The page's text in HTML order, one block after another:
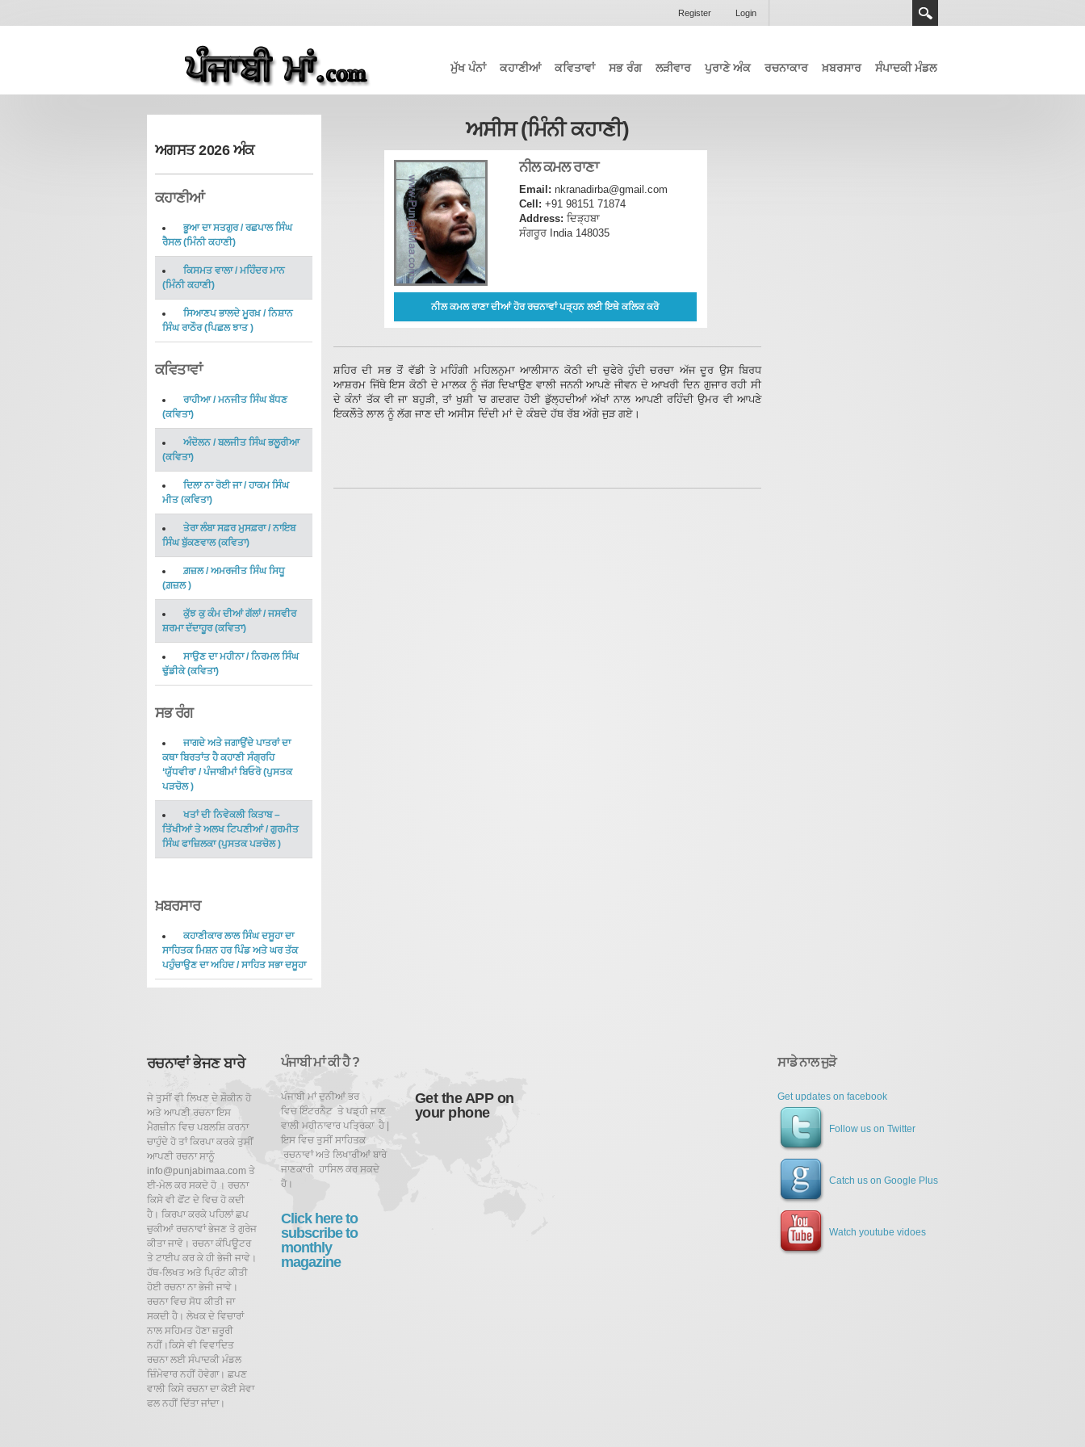
Register Login
ਮੁੱਖ ਪੰਨਾਂ ਕਹਾਣੀਆਂ ਕਵਿਤਾਵਾਂ ਸਭ ਰੰਗ ਲੜੀਵਾਰ ਪੁਰਾਣੇ ਅੰਕ ਰਚਨਾਕਾਰ ਖ਼ਬਰਸਾਰ ਸੰਪਾਦਕੀ ਮੰਡਲ
ਅਗਸਤ 2026 ਅੰਕ
ਕਹਾਣੀਆਂ
ਭੂਆ ਦਾ ਸਤਗੁਰ/ਰਛਪਾਲ ਸਿੰਘ
ਰੈਸਲ(ਮਿੰਨੀ ਕਹਾਣੀ)
ਕਿਸਮਤ ਵਾਲਾ/ ਮਹਿੰਦਰ ਮਾਨ
(ਮਿੰਨੀ ਕਹਾਣੀ)
ਸਿਆਣਪ ਭਾਲਦੇ ਮੂਰਖ਼/ਨਿਸ਼ਾਨ
ਸਿੰਘ ਰਾਠੌਰ(ਪਿਛਲ ਝਾਤ)
ਕਵਿਤਾਵਾਂ
ਰਾਹੀਆ/ਮਨਜੀਤ ਸਿੰਘ ਬੱਧਣ
(ਕਵਿਤਾ)
ਅੰਦੋਲਨ/ ਬਲਜੀਤ ਸਿੰਘ ਭਲੂਰੀਆ
(ਕਵਿਤਾ)
ਦਿਲਾ ਨਾ ਰੋਈ ਜਾ/ਹਾਕਮ ਸਿੰਘ
ਮੀਤ(ਕਵਿਤਾ)
ਤੇਰਾ ਲੰਬਾ ਸਫ਼ਰ ਮੁਸਫ਼ਰਾ/ਨਾਇਬ
ਸਿੰਘ ਬੁੱਕਣਵਾਲ(ਕਵਿਤਾ)
ਗ਼ਜ਼ਲ/ਅਮਰਜੀਤ ਸਿੰਘ ਸਿਧੂ
(ਗ਼ਜ਼ਲ)
ਕੁੱਝ ਕੁ ਕੰਮ ਦੀਆਂ ਗੱਲਾਂ/ ਜਸਵੀਰ
ਸ਼ਰਮਾ ਦੱਦਾਹੂਰ(ਕਵਿਤਾ)
ਸਾਉਣ ਦਾ ਮਹੀਨਾ/ਨਿਰਮਲ ਸਿੰਘ
ਢੁੱਡੀਕੇ(ਕਵਿਤਾ)
ਸਭ ਰੰਗ
ਜਾਗਦੇ ਅਤੇ ਜਗਾਉਂਦੇ ਪਾਤਰਾਂ ਦਾ
ਕਥਾ ਬਿਰਤਾਂਤ ਹੈ ਕਹਾਣੀ ਸੰਗ੍ਰਹਿ
‘ਯੁੱਧਵੀਰ’ /ਪੰਜਾਬੀਮਾਂ ਬਿਓਰੋ(ਪੁਸਤਕ
ਪੜਚੋਲ)
ਖਤਾਂ ਦੀ ਨਿਵੇਕਲੀ ਕਿਤਾਬ –
ਤਿੱਖੀਆਂ ਤੇ ਅਲਖ ਟਿਪਣੀਆਂ/ ਗੁਰਮੀਤ
ਸਿੰਘ ਫਾਜ਼ਿਲਕਾ(ਪੁਸਤਕ ਪੜਚੋਲ)
ਖ਼ਬਰਸਾਰ
ਕਹਾਣੀਕਾਰ ਲਾਲ ਸਿੰਘ ਦਸੂਹਾ ਦਾ
ਸਾਹਿਤਕ ਮਿਸ਼ਨ ਹਰ ਪਿੰਡ ਅਤੇ ਘਰ ਤੱਕ
ਪਹੁੰਚਾਉਣ ਦਾ ਅਹਿਦ/ਸਾਹਿਤ ਸਭਾ ਦਸੂਹਾ
ਅਸੀਸ (ਮਿੰਨੀ ਕਹਾਣੀ)
ਨੀਲ ਕਮਲ ਰਾਣਾ
Email: nkranadirba@gmail.com
Cell: +91 98151 71874
Address: ਦਿੜ੍ਹਬਾ
ਸੰਗਰੂਰ India 148035
ਨੀਲ ਕਮਲ ਰਾਣਾ ਦੀਆਂ ਹੋਰ ਰਚਨਾਵਾਂ ਪੜ੍ਹਨ ਲਈ ਇਥੇ ਕਲਿਕ ਕਰੋ
ਸ਼ਹਿਰ ਦੀ ਸਭ ਤੋਂ ਵੱਡੀ ਤੇ ਮਹਿੰਗੀ ਮਹਿਲਨੁਮਾ ਆਲੀਸਾਨ ਕੋਠੀ ਦੀ ਚੁਫੇਰੇ ਹੁੰਦੀ ਚਰਚਾ ਅੱਜ ਦੂਰ ਉਸ ਬਿਰਧ
ਆਸ਼ਰਮ ਜਿੱਥੇ ਇਸ ਕੋਠੀ ਦੇ ਮਾਲਕ ਨੂੰ ਜੱਗ ਦਿਖਾਉਣ ਵਾਲੀ ਜਨਨੀ ਆਪਣੇ ਜੀਵਨ ਦੇ ਆਖਰੀ ਦਿਨ ਗੁਜਾਰ ਰਹੀ ਸੀ
ਦੇ ਕੰਨਾਂ ਤੱਕ ਵੀ ਜਾ ਬਹੁੜੀ, ਤਾਂ ਖੁਸ਼ੀ 'ਚ ਗਦਗਦ ਹੋਈ ਡੁੱਲ੍ਹਦੀਆਂ ਅੱਖਾਂ ਨਾਲ ਆਪਣੀ ਰਹਿੰਦੀ ਉਮਰ ਵੀ ਆਪਣੇ
ਇਕਲੌਤੇ ਲਾਲ ਨੂੰ ਲੱਗ ਜਾਣ ਦੀ ਅਸੀਸ ਦਿੰਦੀ ਮਾਂ ਦੇ ਕੰਬਦੇ ਹੱਥ ਰੱਬ ਅੱਗੇ ਜੁੜ ਗਏ।
ਰਚਨਾਵਾਂ ਭੇਜਣ ਬਾਰੇ
ਜੇ ਤੁਸੀਂ ਵੀ ਲਿਖਣ ਦੇ ਸ਼ੌਕੀਨ ਹੋ
ਅਤੇ ਆਪਣੀ ਰਚਨਾ ਇਸ
ਮੈਗਜ਼ੀਨ ਵਿਚ ਪਬਲਸ਼ਿ ਕਰਨਾ
ਚਾਹੁੰਦੇ ਹੋ ਤਾਂ ਕਿਰਪਾ ਕਰਕੇ ਤੁਸੀਂ
ਆਪਣੀ ਰਚਨਾ ਸਾਨੂੰ
info@punjabimaa.com ਤੇ
ਈ-ਮੇਲ ਕਰ ਸਕਦੇ ਹੋ । ਰਚਨਾ
ਕਿਸੇ ਵੀ ਫੋਂਟ ਦੇ ਵਿਚ ਹੋ ਕਦੀ
ਹੈ। ਕਿਰਪਾ ਕਰਕੇ ਪਹਿਲਾਂ ਛਪ
ਚੁਕੀਆਂ ਰਚਨਾਵਾਂ ਭੇਜਣ ਤੋ ਗੁਰੇਜ
ਕੀਤਾ ਜਾਵੇ। ਰਚਨਾ ਕੰਪਿਊਟਰ
ਤੇ ਟਾਈਪ ਕਰ ਕੇ ਹੀ ਭੇਜੀ ਜਾਵੇ।
ਹੱਥ-ਲਿਖਤ ਅਤੇ ਪ੍ਰਿੰਟ ਕੀਤੀ
ਹੋਈ ਰਚਨਾ ਨਾ ਭੇਜੀ ਜਾਵੇ।
ਰਚਨਾ ਵਿਚ ਸੋਧ ਕੀਤੀ ਜਾ
ਸਕਦੀ ਹੈ। ਲੇਖਕ ਦੇ ਵਿਚਾਰਾਂ
ਨਾਲ ਸਹਿਮਤ ਹੋਣਾ ਜ਼ਰੂਰੀ
ਨਹੀਂ।ਕਿਸੇ ਵੀ ਵਿਵਾਦਿਤ
ਰਚਨਾ ਲਈ ਸੰਪਾਦਕੀ ਮੰਡਲ
ਜ਼ਿੰਮੇਵਾਰ ਨਹੀਂ ਹੋਵੇਗਾ। ਛਪਣ
ਵਾਲੀ ਕਿਸੇ ਰਚਨਾ ਦਾ ਕੋਈ ਸੇਵਾ
ਫਲ ਨਹੀਂ ਦਿੱਤਾ ਜਾਂਦਾ।
ਪੰਜਾਬੀ ਮਾਂ ਕੀ ਹੈ ?
ਪੰਜਾਬੀ ਮਾਂ ਦੁਨੀਆਂ ਭਰ
ਵਿਚ ਇੰਟਰਨੈਟ ਤੇ ਪਡ਼੍ਹੀ ਜਾਣ
ਵਾਲੀ ਮਹੀਨਾਵਾਰ ਪਤ੍ਰਿਕਾ ਹੈ |
ਇਸ ਵਿਚ ਤੁਸੀਂ ਸਾਹਿਤਕ
ਰਚਨਾਵਾਂ ਅਤੇ ਲਿਖਾਰੀਆਂ ਬਾਰੇ
ਜਾਣਕਾਰੀ ਹਾਸਿਲ ਕਰ ਸਕਦੇ
ਹੋ।
Click here to
subscribe to
monthly
magazine
Get the APP on
your phone
ਸਾਡੇ ਨਾਲ ਜੁੜੋ
Get updates on facebook
Follow us on Twitter
Catch us on Google Plus
Watch youtube vidoes